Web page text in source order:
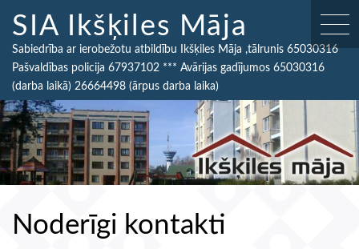
content
SIA Ikšķiles Māja
Sabiedrība ar ierobežotu atbildību Ikšķiles Māja ,tālrunis 65030316
Pašvaldības policija 67937102 *** Avārijas gadījumos 65030316
(darba laikā) 26664498 (ārpus darba laika)
Noderīgi kontakti